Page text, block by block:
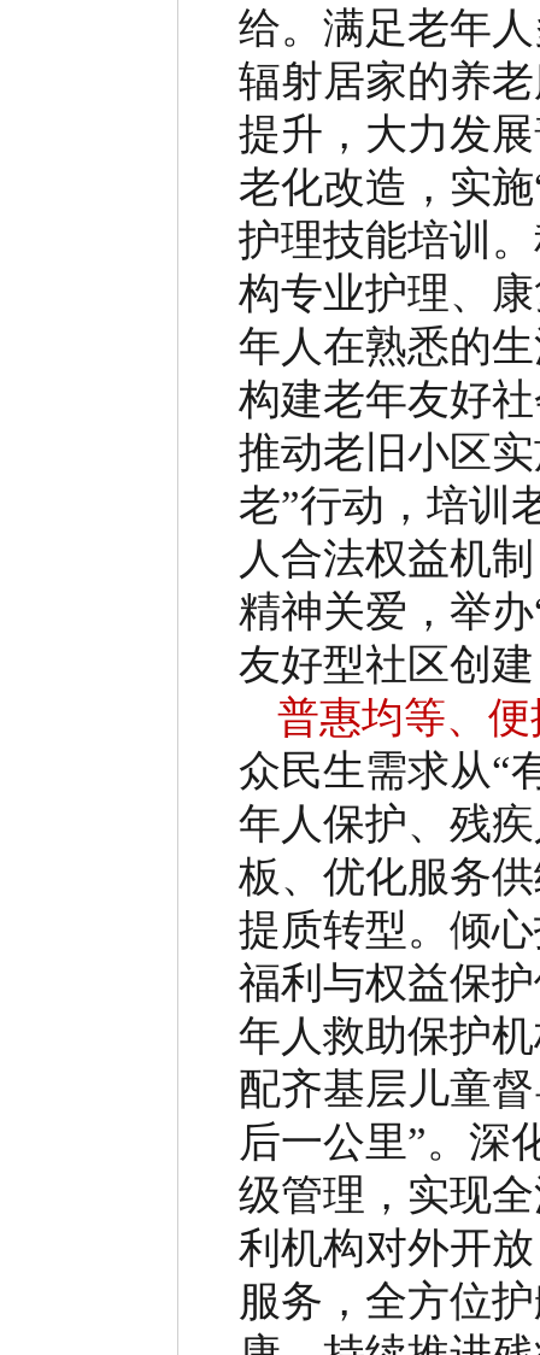
给。 满足老年
辐射居家的养
提升，大力发
老化改造，实施
护理技能培训
构专业护理、
年人在熟悉的
构建老年友好
推动老旧小区
老”行动，培训
人合法权益机
精神关爱，举办
友好型社区创
普惠均等、
众民生需求从“
年人保护、残
板、优化服务
提质转型。 倾
福利与权益保
年人救助保护
配齐基层儿童
后一公里”。深
级管理，实现
利机构对外开
服务，全方位